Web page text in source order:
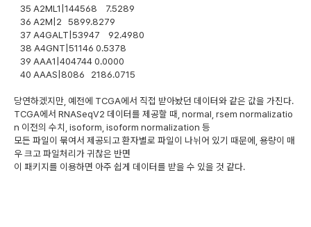
35 A2ML1|144568 7.5289
36 A2M|2 5899.8279
37 A4GALT|53947 92.4980
38 A4GNT|51146 0.5378
39 AAA1|404744 0.0000
40 AAAS|8086 2186.0715
당연하겠지만, 예전에 TCGA에서 직접 받아놨던 데이터와 같은 값을 가진다.
TCGA에서 RNASeqV2 데이터를 제공할 때, normal, rsem normalizatio
n 이전의 수치, isoform, isoform normalization 등
모든 파일이 묶여서 제공되고 환자별로 파일이 나뉘어 있기 때문에, 용량이 매
우 크고 파일처리가 귀찮은 반면
이 패키지를 이용하면 아주 쉽게 데이터를 받을 수 있을 것 같다.